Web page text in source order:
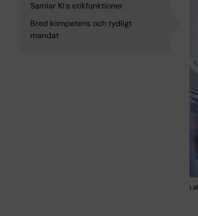
Samlar KI:s etikfunktioner
Bred kompetens och tydligt
mandat